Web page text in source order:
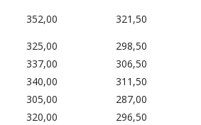
352,00
321,50
325,00
298,50
337,00
306,50
340,00
311,50
305,00
287,00
320,00
296,50